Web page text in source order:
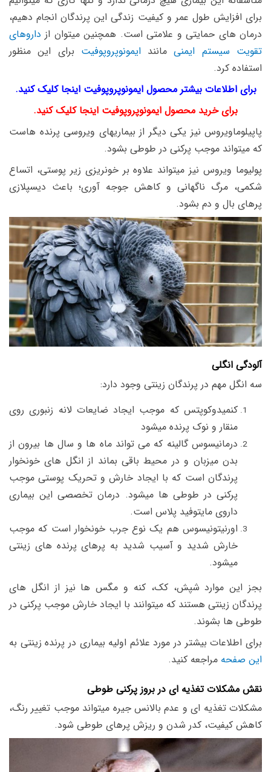
برای افزایش طول عمر و کیفیت زندگی این پرندگان انجام دهیم،
درمان های حمایتی و علامتی است. همچنین میتوان از داروهای
تقویت سیستم ایمنیمانندایمونوپروپوفیت برای این منظور
استفاده کرد.
برای اطلاعات بیشتر محصول ایمونوپروپوفیت اینجا کلیک کنید.
برای خرید محصول ایمونوپروپوفیت اینجا کلیک کنید.
پاپیلوماویروس نیز یکی دیگر از بیماریهای ویروسی پرنده هاست
که میتواند موجب پرکنی در طوطی بشود.
پولیوما ویروس نیز میتواند علاوه بر خونریزی زیر پوستی، اتساع
شکمی، مرگ ناگهانی و کاهش جوجه آوری؛ باعث دیسپلازی
پرهای بال و دم بشود.
آلودگی انگلی
سه انگل مهم در پرندگان زینتی وجود دارد:
کنمیدوکوپتس که موجب ایجاد ضایعات لانه زنبوری روی
منقار و نوک پرنده میشود
درمانیسوس گالینه که می تواند ماه ها و سال ها بیرون از
بدن میزبان و در محیط باقی بماند از انگل های خونخوار
پرندگان است که با ایجاد خارش و تحریک پوستی موجب
پرکنی در طوطی ها میشود. درمان تخصصی این بیماری
داروی مایتوفید پلاس است.
اورنیتونیسوس هم یک نوع جرب خونخوار است که موجب
خارش شدید و آسیب شدید به پرهای پرنده های زینتی
میشود.
بجز این موارد شپش، کک، کنه و مگس ها نیز از انگل های
پرندگان زینتی هستند که میتوانند با ایجاد خارش موجب پرکنی در
طوطی ها بشوند.
برای اطلاعات بیشتر در مورد علائم اولیه بیماری در پرنده زینتی به
این صفحه مراجعه کنید.
نقش مشکلات تغذیه ای در بروز پرکنی طوطی
مشکلات تغذیه ای و عدم بالانس جیره میتواند موجب تغییر رنگ،
کاهش کیفیت، کدر شدن و ریزش پرهای طوطی شود.